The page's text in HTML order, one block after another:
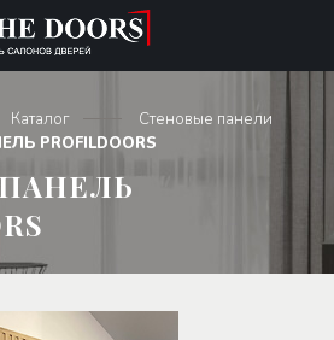
Каталог
Стеновые панели
PROFILDOORS